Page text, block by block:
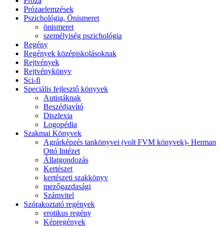
Prózaelemzések
Pszichológia, Önismeret
önismeret
személyiség pszichológia
Regény
Regények középiskolásoknak
Rejtvények
Rejtvénykönyv
Sci-fi
Speciális fejlesztő könyvek
Autistáknak
Beszédjavító
Diszlexia
Logopédia
Szakmai Könyvek
Agrárképzés tankönyvei (volt FVM könyvek)- Herman
Ottó Intézet
Állatgondozás
Kertészet
kertészeti szakkönyv
mezőgazdasági
Számvitel
Szórakoztató regények
erotikus regény
Képregények